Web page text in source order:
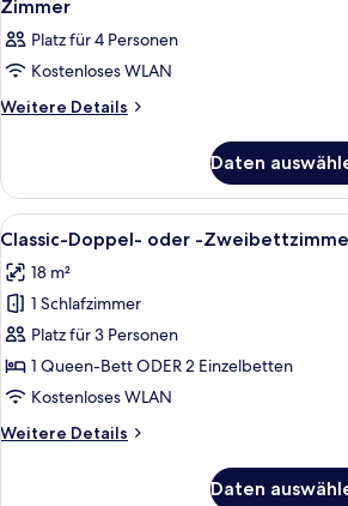
Fotos
für
Zimmer
anzeigen
Zimmer
Platz für 4 Personen
Kostenloses WLAN
Weitere Details
Weitere
Daten
Alle
Fotos
für
Classic-
Doppel-
oder
-
anzeigen
Ein
4
Classic-Doppel- oder -
18 m²
1 Schlafzimmer
Platz für 3 Personen
1 Queen-Bett ODER 2 Einzelbetten
Kostenloses WLAN
Weitere Details
Weitere
Daten